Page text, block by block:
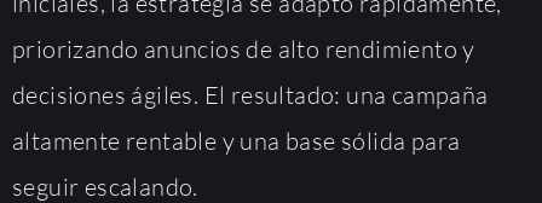
priorizando anuncios de alto rendimiento y
decisiones ágiles. El resultado: una campaña
altamente rentable y una base sólida para
seguir escalando.